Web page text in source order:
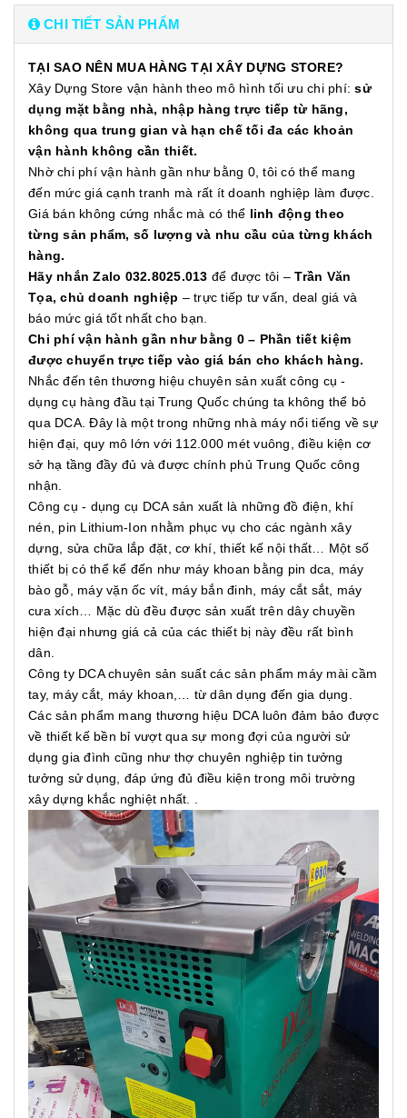
CHI TIẾT SẢN PHẨM
TẠI SAO NÊN MUA HÀNG TẠI XÂY DỰNG STORE?
Xây Dựng Store vận hành theo mô hình tối ưu chi phí:sử
dụng mặt bằng nhà, nhập hàng trực tiếp từ hãng,
không qua trung gian và hạn chế tối đa các khoản
vận hành không cần thiết.
Nhờ chi phí vận hành gần như bằng 0, tôi có thể mang
đến mức giá cạnh tranh mà rất ít doanh nghiệp làm được.
Giá bán không cứng nhắc mà có thể linh động theo
từng sản phẩm, số lượng và nhu cầu của từng khách
hàng.
Hãy nhắn Zalo 032.8025.013 để được tôi –Trần Văn
Tọa, chủ doanh nghiệp – trực tiếp tư vấn, deal giá và
báo mức giá tốt nhất cho bạn.
Chi phí vận hành gần như bằng 0 – Phần tiết kiệm
được chuyển trực tiếp vào giá bán cho khách hàng.
Nhắc đến tên thương hiệu chuyên sản xuất công cụ -
dụng cụ hàng đầu tại Trung Quốc chúng ta không thể bỏ
qua DCA. Đây là một trong những nhà máy nổi tiếng về sự
hiện đại, quy mô lớn với 112.000 mét vuông, điều kiện cơ
sở hạ tầng đầy đủ và được chính phủ Trung Quốc công
nhận.
Công cụ - dụng cụ DCA sản xuất là những đồ điện, khí
nén, pin Lithium-Ion nhằm phục vụ cho các ngành xây
dựng, sửa chữa lắp đặt, cơ khí, thiết kế nội thất… Một số
thiết bị có thể kể đến như máy khoan bằng pin dca, máy
bào gỗ, máy vặn ốc vít, máy bắn đinh, máy cắt sắt, máy
cưa xích… Mặc dù đều được sản xuất trên dây chuyền
hiện đại nhưng giá cả của các thiết bị này đều rất bình
dân.
Công ty DCA chuyên sản suất các sản phẩm máy mài cầm
tay, máy cắt, máy khoan,… từ dân dụng đến gia dụng.
Các sản phẩm mang thương hiệu DCA luôn đảm bảo được
về thiết kế bền bỉ vượt qua sự mong đợi của người sử
dụng gia đình cũng như thợ chuyên nghiệp tin tưởng
tưởng sử dụng, đáp ứng đủ điều kiện trong môi trường
xây dựng khắc nghiệt nhất. .